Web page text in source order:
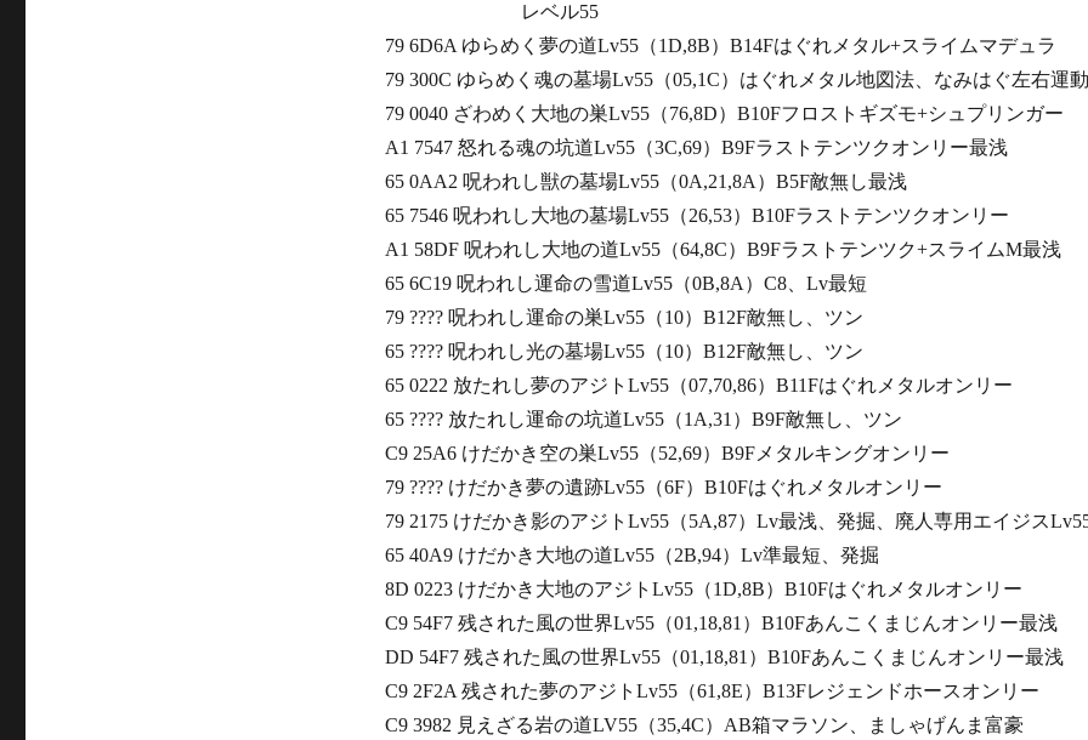
レベル55
79 6D6A ゆらめく夢の道Lv55（1D,8B）B14Fはぐれメタル+スライムマデュラ
79 300C ゆらめく魂の墓場Lv55（05,1C）はぐれメタル地図法、なみはぐ左右運動
79 0040 ざわめく大地の巣Lv55（76,8D）B10Fフロストギズモ+シュプリンガー
A1 7547 怒れる魂の坑道Lv55（3C,69）B9Fラストテンツクオンリー最浅
65 0AA2 呪われし獣の墓場Lv55（0A,21,8A）B5F敵無し最浅
65 7546 呪われし大地の墓場Lv55（26,53）B10Fラストテンツクオンリー
A1 58DF 呪われし大地の道Lv55（64,8C）B9Fラストテンツク+スライムM最浅
65 6C19 呪われし運命の雪道Lv55（0B,8A）C8、Lv最短
79 ???? 呪われし運命の巣Lv55（10）B12F敵無し、ツン
65 ???? 呪われし光の墓場Lv55（10）B12F敵無し、ツン
65 0222 放たれし夢のアジトLv55（07,70,86）B11Fはぐれメタルオンリー
65 ???? 放たれし運命の坑道Lv55（1A,31）B9F敵無し、ツン
C9 25A6 けだかき空の巣Lv55（52,69）B9Fメタルキングオンリー
79 ???? けだかき夢の遺跡Lv55（6F）B10Fはぐれメタルオンリー
79 2175 けだかき影のアジトLv55（5A,87）Lv最浅、発掘、廃人専用エイジス
65 40A9 けだかき大地の道Lv55（2B,94）Lv準最短、発掘
8D 0223 けだかき大地のアジトLv55（1D,8B）B10Fはぐれメタルオンリー
C9 54F7 残された風の世界Lv55（01,18,81）B10Fあんこくまじんオンリー最浅
DD 54F7 残された風の世界Lv55（01,18,81）B10Fあんこくまじんオンリー最浅
C9 2F2A 残された夢のアジトLv55（61,8E）B13Fレジェンドホースオンリー
C9 3982 見えざる岩の道LV55（35,4C）AB箱マラソン、ましゃげんま富豪